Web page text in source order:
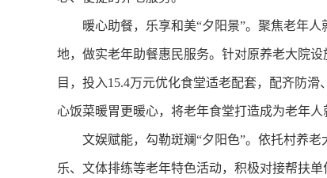
暖心助餐，乐享和美“夕阳景”。聚焦老年人
地，做实老年助餐惠民服务。针对原养老大院
目，投入15.4万元优化食堂适老配套，配齐防
心饭菜暖胃更暖心，将老年食堂打造成为老年人
文娱赋能，勾勒斑斓“夕阳色”。依托村养老
乐、文体排练等老年特色活动，积极对接帮扶